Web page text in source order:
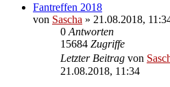
Fantreffen 2018
von Sascha » 21.08.2018,
0 Antworten
15684 Zugriffe
Letzter Beitrag von
21.08.2018, 11:34